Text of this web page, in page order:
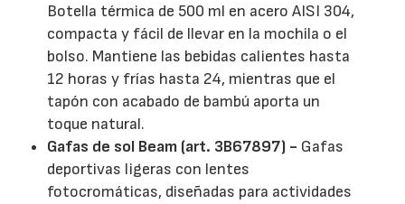
Botella térmica de 500 ml en acero AISI 304,
compacta y fácil de llevar en la mochila o el
bolso. Mantiene las bebidas calientes hasta
12 horas y frías hasta 24, mientras que el
tapón con acabado de bambú aporta un
toque natural.
Gafas de sol Beam (art. 3B67897) - Gafas
deportivas ligeras con lentes
fotocromáticas, diseñadas para actividades